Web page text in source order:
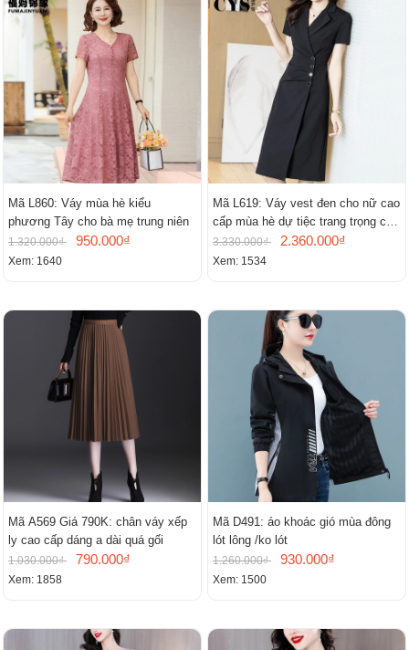
Mã L860: Váy mùa hè kiểu
phương Tây cho bà mẹ trung niên
1.320.000₫ 950.000₫
Xem: 1640
Mã L619: Váy vest đen cho nữ cao
cấp mùa hè dự tiệc trang trọng cao
cấp
3.330.000₫ 2.360.000₫
Xem: 1534
Mã A569 Giá 790K: chân váy xếp
ly cao cấp dáng a dài quá gối
1.030.000₫ 790.000₫
Xem: 1858
Mã D491: áo khoác gió mùa đông
lót lông /ko lót
1.260.000₫ 930.000₫
Xem: 1500